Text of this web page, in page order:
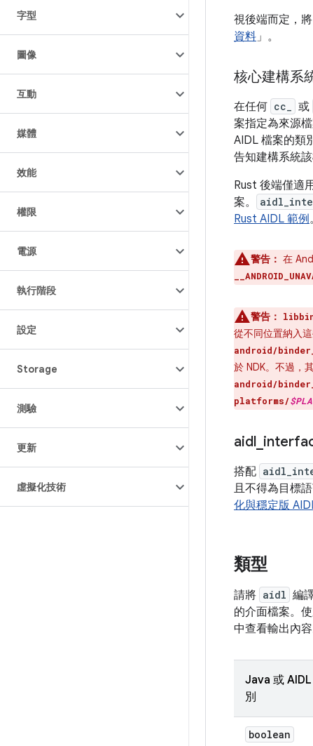
字型
圖像
互動
媒體
效能
權限
電源
執行階段
設定
Storage
測驗
更新
虛擬化技術
視後端而定，
資料」。
核心建構系
在任何 cc_ 或
案指定為來源
AIDL 檔案的類
告知建構系統
Rust 後端僅適
案。
Rust AIDL 範例。
警告： 在
警告：
從不同位置納入
android/
於 NDK。不過，
android/
platforms/
aidl
搭配
且不得為目標
化與穩定版
類型
請將 aidl 編
的介面檔案。
中查看輸出內容
Java 或
別
boolean